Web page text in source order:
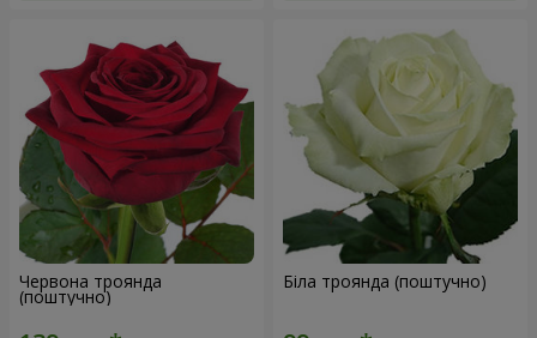
Червона троянда
(поштучно)
Біла троянда (поштучно)